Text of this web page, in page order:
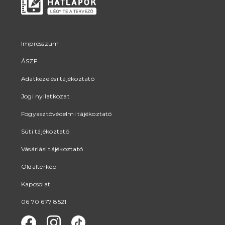
Impresszum
ÁSZF
Adatkezelési tájékoztató
Jogi nyilatkozat
Fogyasztóvédelmi tájékoztató
Süti tájékoztató
Vásárlási tájékoztató
Oldaltérkép
Kapcsolat
06 70 677 8521